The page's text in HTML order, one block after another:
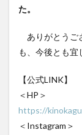
た。
ありがとうご
も、今後とも宜
【公式LINK】
＜HP＞
https://
＜Instagram＞